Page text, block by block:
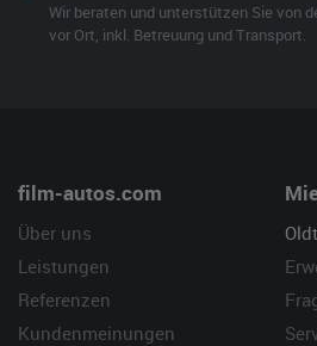
Wir beraten und unterstützen Sie von
vor Ort, inkl. Betreuung und Transport.
film-autos.com
Über uns
Leistungen
Referenzen
Kundenmeinungen